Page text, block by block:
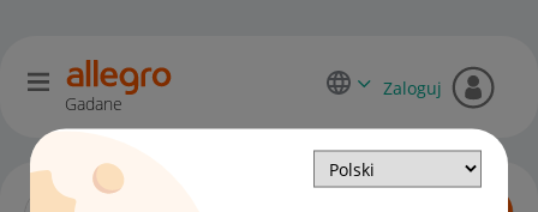
Gadane
Zaloguj